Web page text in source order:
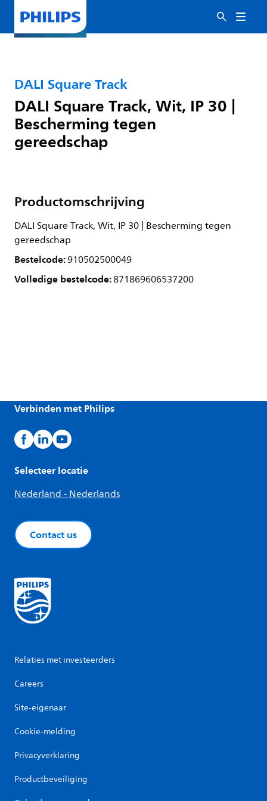
DALI Square Track
DALI Square Track, Wit, IP 30 |
Bescherming tegen
gereedschap
Productomschrijving
DALI Square Track, Wit, IP 30 | Bescherming tegen
gereedschap
Bestelcode:910502500049
Volledige bestelcode:871869606537200
Verbinden met Philips
Selecteer locatie
Nederland - Nederlands
Contact us
Relaties met investeerders
Careers
Site-eigenaar
Cookie-melding
Privacyverklaring
Productbeveiliging